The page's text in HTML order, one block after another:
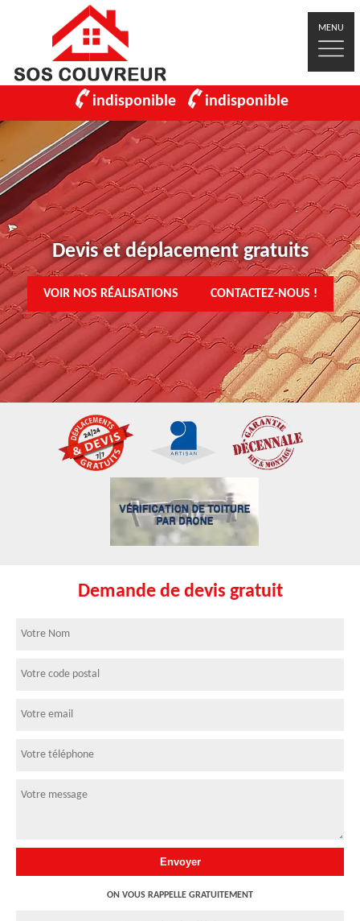
MENU
indisponible indisponible
Devis et déplacement gratuits
VOIR NOS RÉALISATIONS CONTACTEZ-NOUS !
Demande de devis gratuit
ON VOUS RAPPELLE GRATUITEMENT